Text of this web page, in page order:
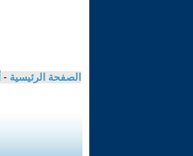
الصفحة الرئيسية -